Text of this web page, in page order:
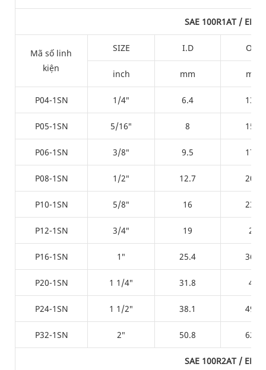
SAE 100R1AT /
Mã số linh
kiện
SIZE I.D O.D
inch mm mm
P04-1SN 1/4″ 6.4 13.4
P05-1SN 5/16″ 8 15.2
P06-1SN 3/8″ 9.5 17.3
P08-1SN 1/2″ 12.7 20.3
P10-1SN 5/8″ 16 23.7
P12-1SN 3/4″ 19 28
P16-1SN 1″ 25.4 36.2
P20-1SN 1 1/4″ 31.8 43
P24-1SN 1 1/2″ 38.1 49.2
P32-1SN 2″ 50.8 62.6
SAE 100R2AT /